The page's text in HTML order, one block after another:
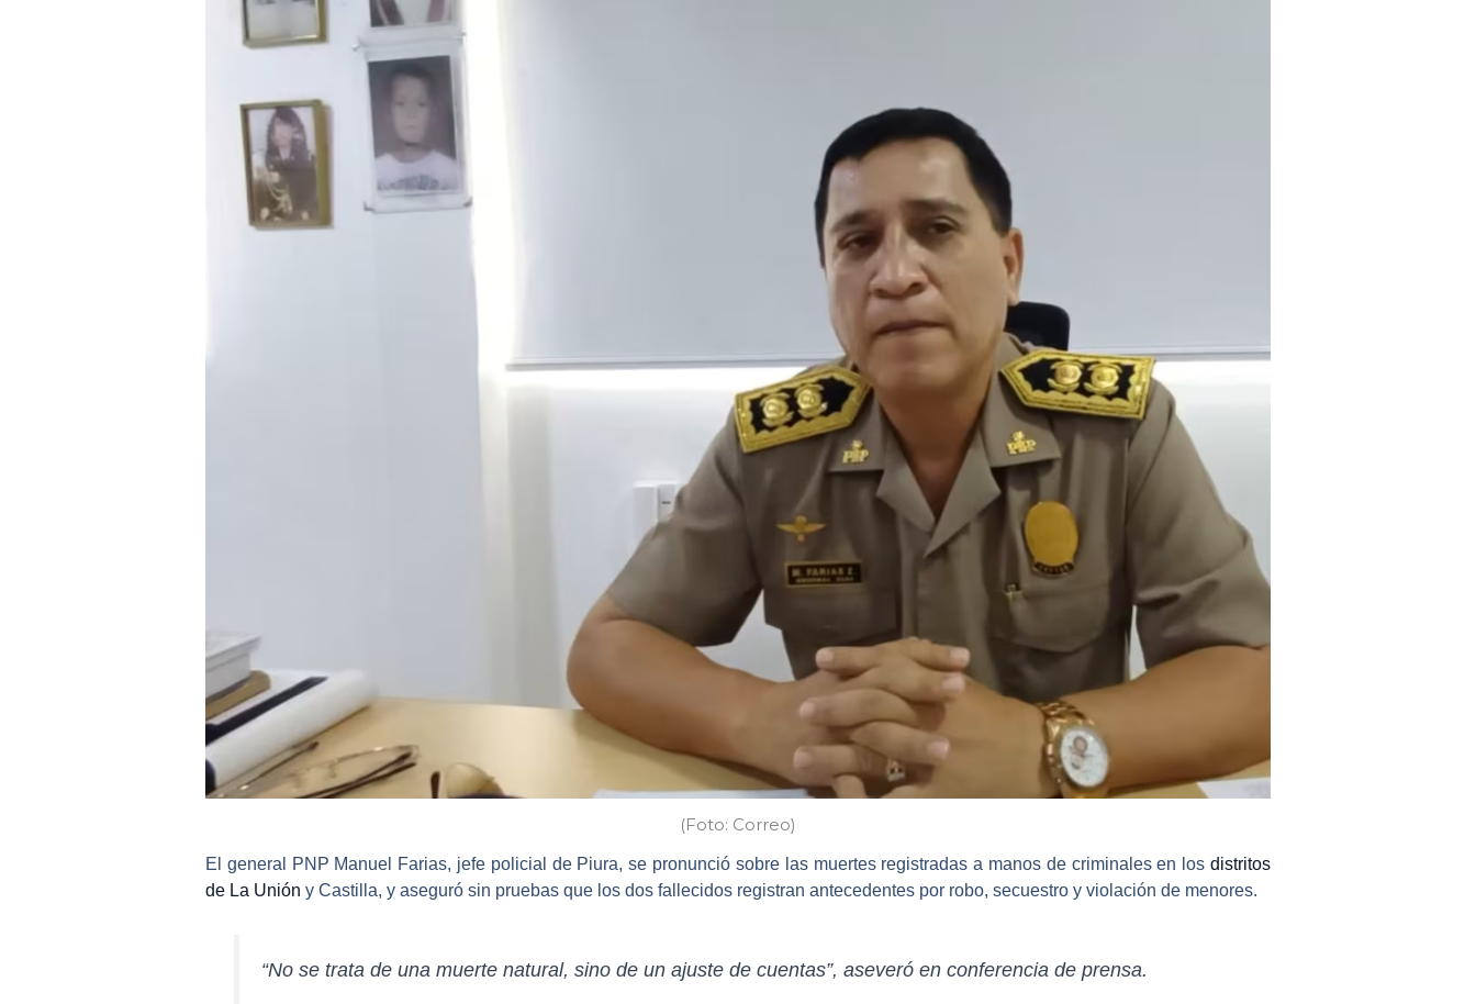
(Foto: Correo)
El general PNP Manuel Farias, jefe policial de Piura, se pronunció sobre las muertes registradas a manos de criminales en losdistritos
de La Unión y Castilla, y aseguró sin pruebas que los dos fallecidos registran antecedentes por robo, secuestro y violación de menores.
“No se trata de una muerte natural, sino de un ajuste de cuentas”, aseveró en conferencia de prensa.